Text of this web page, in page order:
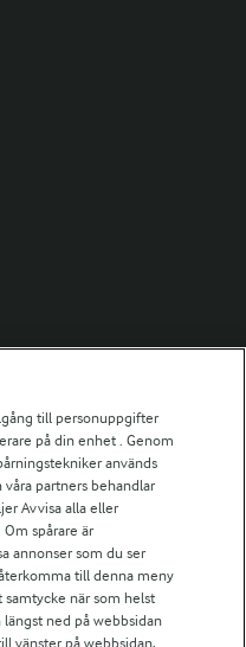
till personuppgifter
på din enhet . Genom
används
partners behandlar
Avvisa alla eller
spårare är
annonser som du ser
till denna meny
när som helst
ned på webbsidan
vänster på webbsidan,